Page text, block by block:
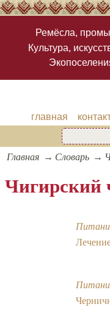
Ремёсла,
Культура,
главная
Главная Словарь
Чигирский